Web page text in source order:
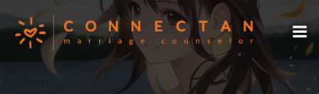
コ
ン
テ
ン